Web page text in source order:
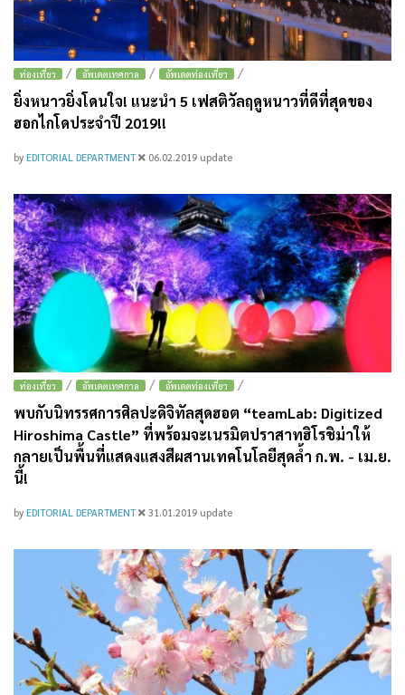
ท่องเที่ยว / อัพเดตเทศกาล / อัพเดตท่องเที่ยว /
ยิ่งหนาวยิ่งโดนใจ! แนะนำ 5 เฟสติวัลฤดูหนาวที่ดีที่สุดของ
ฮอกไกโดประจำปี 2019!!
by EDITORIAL DEPARTMENT 06.02.2019 update
ท่องเที่ยว / อัพเดตเทศกาล / อัพเดตท่องเที่ยว /
พบกับนิทรรศการศิลปะดิจิทัลสุดฮอต “teamLab: Digitized
Hiroshima Castle” ที่พร้อมจะเนรมิตปราสาทฮิโรชิม่าให้
กลายเป็นพื้นที่แสดงแสงสีผสานเทคโนโลยีสุดล้ำ ก.พ. - เม.ย.
นี้!
by EDITORIAL DEPARTMENT 31.01.2019 update